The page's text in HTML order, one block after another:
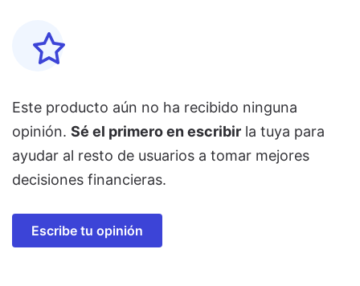
Este producto aún no ha recibido ninguna
opinión. Sé el primero en escribir la tuya para
ayudar al resto de usuarios a tomar mejores
decisiones financieras.
Escribe tu opinión